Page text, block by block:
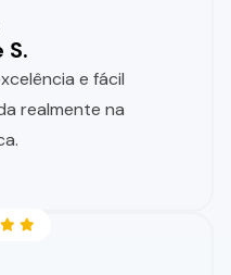
S.
e fácil
realmente na